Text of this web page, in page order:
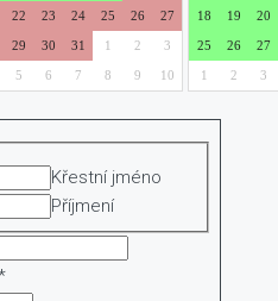
Křestní jméno
Příjmení